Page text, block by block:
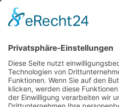
wir pflegen -
Kontakt
Marcel-Breuer-Ring 25
99085 Erfurt